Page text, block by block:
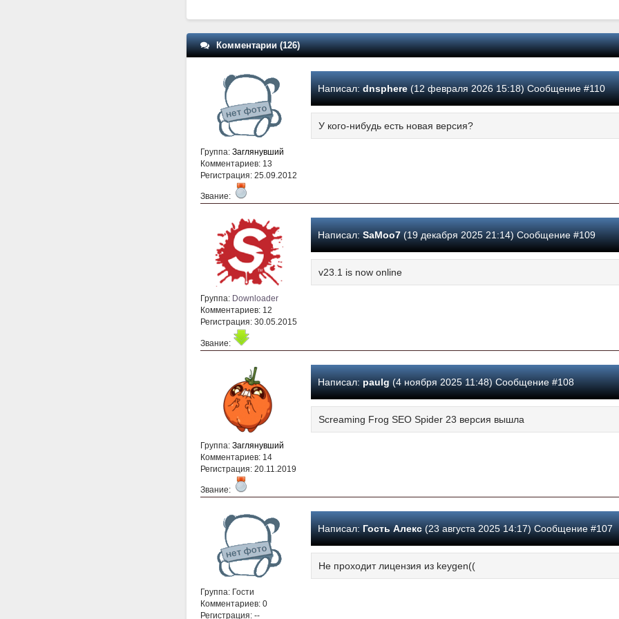
Комментарии (126)
Группа: Заглянувший
Комментариев: 13
Регистрация: 25.09.2012
Звание:
Написал: dnsphere(12 февраля 2026 15:18) Сообщение #110
У кого-нибудь есть новая версия?
Группа: Downloader
Комментариев: 12
Регистрация: 30.05.2015
Звание:
Написал: SaMoo7(19 декабря 2025 21:14) Сообщение #109
v23.1 is now online
Группа: Заглянувший
Комментариев: 14
Регистрация: 20.11.2019
Звание:
Написал: paulg(4 ноября 2025 11:48) Сообщение #108
Screaming Frog SEO Spider 23 версия вышла
Группа: Гости
Комментариев: 0
Регистрация: --
Написал: Гость Алекс(23 августа 2025 14:17) Сообщение #107
Не проходит лицензия из keygen((